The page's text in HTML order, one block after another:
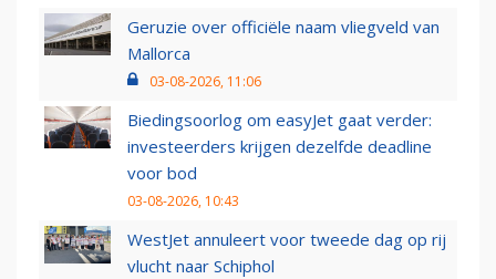
Geruzie over officiële naam vliegveld van
Mallorca
03-08-2026, 11:06
Biedingsoorlog om easyJet gaat verder:
investeerders krijgen dezelfde deadline
voor bod
03-08-2026, 10:43
WestJet annuleert voor tweede dag op rij
vlucht naar Schiphol